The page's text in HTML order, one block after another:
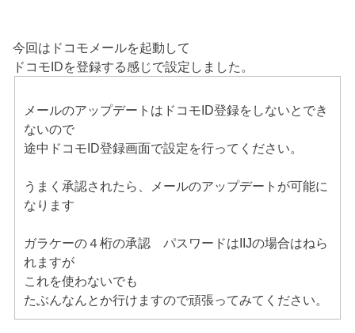
今回はドコモメールを起動して
ドコモIDを登録する感じで設定しました。
メールのアップデートはドコモID登録をしないとでき
ないので
途中ドコモID登録画面で設定を行ってください。
うまく承認されたら、メールのアップデートが可能に
なります
ガラケーの４桁の承認 パスワードはIIJの場合はねら
れますが
これを使わないでも
たぶんなんとか行けますので頑張ってみてください。